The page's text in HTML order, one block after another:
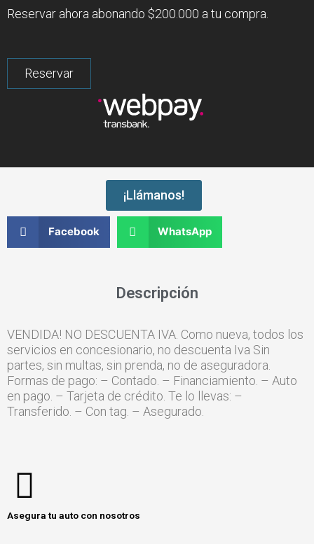
Reservar ahora abonando $200.000 a tu compra.
¡Llámanos!
Facebook WhatsApp
Descripción
VENDIDA! NO DESCUENTA IVA. Como nueva, todos los
servicios en concesionario, no descuenta Iva Sin
partes, sin multas, sin prenda, no de aseguradora.
Formas de pago: – Contado. – Financiamiento. – Auto
en pago. – Tarjeta de crédito. Te lo llevas: –
Transferido. – Con tag. – Asegurado.
Asegura tu auto con nosotros